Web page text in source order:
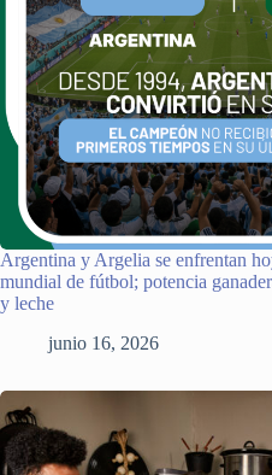
Argentina y Argelia se enfrentan
mundial de fútbol; potencia
y leche
junio 16, 2026